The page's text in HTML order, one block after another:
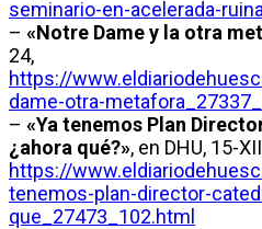
seminario-en-acelerada-
– «Notre Dame y la otra
24,
https://
dame-otra-
– «Ya tenemos Plan
¿ahora qué?», en DHU, 15-
https://
tenemos-plan-director-
que_27473_102.html